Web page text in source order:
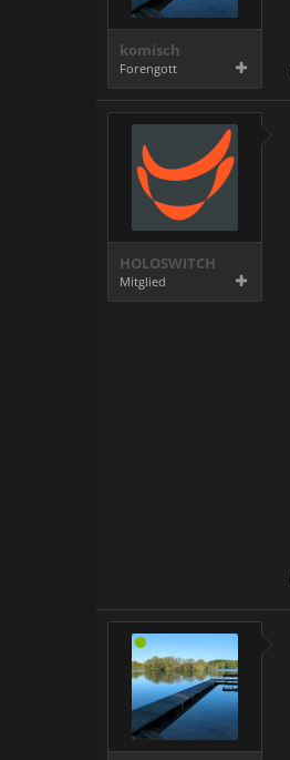
komisch
Forengott
HOLOSWITCH
Mitglied